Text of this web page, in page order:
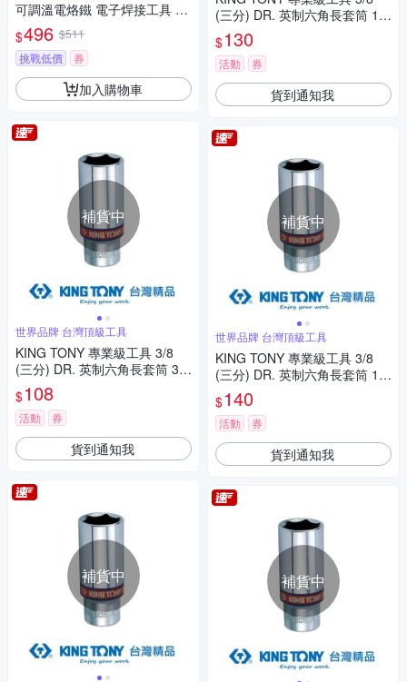
可調溫電烙鐵 電子焊接工具 防
燙設計 焊錫 電工工具 DIY電子
焊接
$496 $511
挑戰低價
券
加入購物車
補貨中
世界品牌 台灣頂級工具
KING TONY 專業級工具 3/8
(三分) DR. 英制六角長套筒 3/4
inch (323524S)
$108
活動 券
貨到通知我
補貨中
(三分) DR. 英制六角長套筒 15/
16inch (323530S)
$130
活動 券
貨到通知我
補貨中
世界品牌 台灣頂級工具
KING TONY 專業級工具 3/8
(三分) DR. 英制六角長套筒 1in
ch (323532S)
$140
活動 券
貨到通知我
補貨中